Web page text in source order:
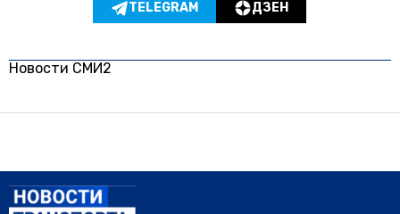
TELEGRAM ДЗЕН
Новости СМИ2